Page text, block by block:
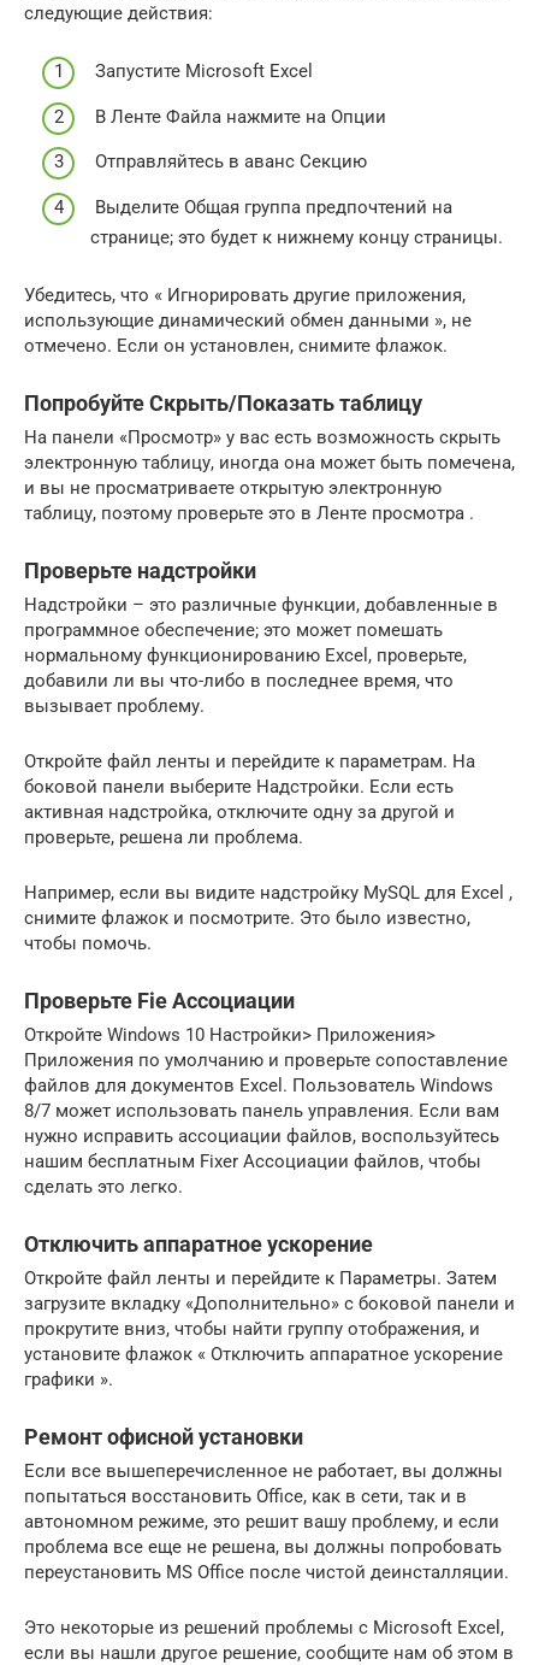
следующие действия:
Запустите Microsoft Excel
В Ленте Файла нажмите на Опции
Отправляйтесь в аванс Секцию
Выделите Общая группа предпочтений на
странице; это будет к нижнему концу страницы.
Убедитесь, что « Игнорировать другие приложения,
использующие динамический обмен данными », не
отмечено. Если он установлен, снимите флажок.
Попробуйте Скрыть/Показать таблицу
На панели «Просмотр» у вас есть возможность скрыть
электронную таблицу, иногда она может быть помечена,
и вы не просматриваете открытую электронную
таблицу, поэтому проверьте это в Ленте просмотра .
Проверьте надстройки
Надстройки – это различные функции, добавленные в
программное обеспечение; это может помешать
нормальному функционированию Excel, проверьте,
добавили ли вы что-либо в последнее время, что
вызывает проблему.
Откройте файл ленты и перейдите к параметрам. На
боковой панели выберите Надстройки. Если есть
активная надстройка, отключите одну за другой и
проверьте, решена ли проблема.
Например, если вы видите надстройку MySQL для Excel ,
снимите флажок и посмотрите. Это было известно,
чтобы помочь.
Проверьте Fie Ассоциации
Откройте Windows 10 Настройки> Приложения>
Приложения по умолчанию и проверьте сопоставление
файлов для документов Excel. Пользователь Windows
8/7 может использовать панель управления. Если вам
нужно исправить ассоциации файлов, воспользуйтесь
нашим бесплатным Fixer Ассоциации файлов, чтобы
сделать это легко.
Отключить аппаратное ускорение
Откройте файл ленты и перейдите к Параметры. Затем
загрузите вкладку «Дополнительно» с боковой панели и
прокрутите вниз, чтобы найти группу отображения, и
установите флажок « Отключить аппаратное ускорение
графики ».
Ремонт офисной установки
Если все вышеперечисленное не работает, вы должны
попытаться восстановить Office, как в сети, так и в
автономном режиме, это решит вашу проблему, и если
проблема все еще не решена, вы должны попробовать
переустановить MS Office после чистой деинсталляции.
Это некоторые из решений проблемы с Microsoft Excel,
если вы нашли другое решение, сообщите нам об этом в